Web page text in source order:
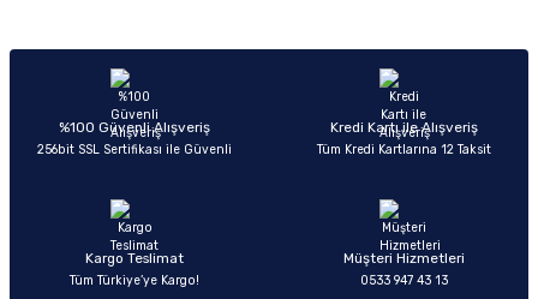
Ürün açıklamasında eksik bilgiler bulunuyor.
Ürün bilgilerinde hatalar bulunuyor.
Ürün fiyatı diğer sitelerden daha pahalı.
Sitemize ilk yorumu siz yapın!
%100 Güvenli Alışveriş
256bit SSL Sertifikası ile Güvenli
Kredi Kartı ile Alışveriş
Tüm Kredi Kartlarına 12 Taksit
Kargo Teslimat
Tüm Türkiye’ye Kargo!
Müşteri Hizmetleri
0533 947 43 13